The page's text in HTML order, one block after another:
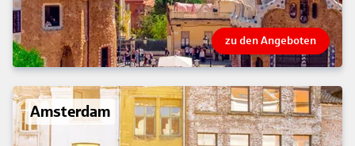
zu den Angeboten
Amsterdam